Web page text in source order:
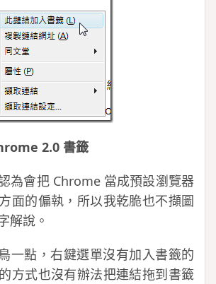
2.0 書籤
為會把 Chrome 當成預設瀏覽器
面的偏執，所以我乾脆也不擷圖
解說。
一點，右鍵選單沒有加入書籤的
方式也沒有辦法把連結拖到書籤